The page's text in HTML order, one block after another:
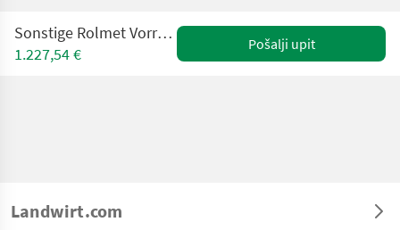
Sonstige Rolmet Vorratsbunker KZ1 / Hopper
1.227,54 €
Pošalji upit
Landwirt.com